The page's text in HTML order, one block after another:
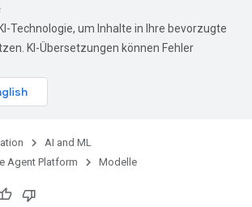
Technologie, um Inhalte in Ihre bevorzugte
KI-Übersetzungen können Fehler
AI and ML
Agent Platform
Modelle